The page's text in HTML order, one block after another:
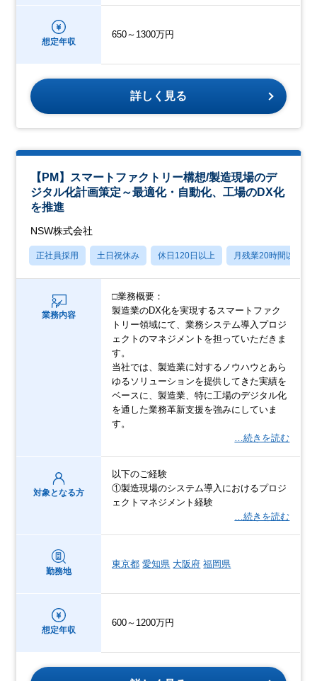
想定年収
650～1300万円
詳しく見る
【PM】スマートファクトリー構想/製造現場のデ
ジタル化計画策定～最適化・自動化、工場のDX化
を推進
NSW株式会社
正社員採用 土日祝休み 休日120日以上 月残業20時間以内
業務内容
□業務概要：
製造業のDX化を実現するスマートファク
トリー領域にて、業務システム導入プロジ
ェクトのマネジメントを担っていただきま
す。
当社では、製造業に対するノウハウとあら
ゆるソリューションを提供してきた実績を
ベースに、製造業、特に工場のデジタル化
を通した業務革新支援を強みにしていま
す。
…続きを読む
対象となる方
以下のご経験
①製造現場のシステム導入におけるプロジ
ェクトマネジメント経験
…続きを読む
勤務地
東京都 愛知県 大阪府 福岡県
想定年収
600～1200万円